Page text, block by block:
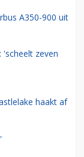
A350-900 uit
zeven
haakt af